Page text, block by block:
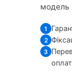
модель
1
2
3